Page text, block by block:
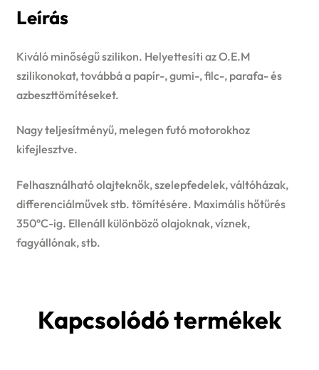
Leírás
Kiváló minőségű szilikon. Helyettesíti az O.E.M
szilikonokat, továbbá a papír-, gumi-, filc-, parafa- és
azbeszttömítéseket.
Nagy teljesítményű, melegen futó motorokhoz
kifejlesztve.
Felhasználható olajteknők, szelepfedelek, váltóházak,
differenciálművek stb. tömítésére. Maximális hőtűrés
350°C-ig. Ellenáll különböző olajoknak, víznek,
fagyállónak, stb.
Kapcsolódó termékek